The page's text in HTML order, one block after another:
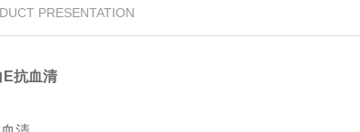
PRESENTATION
E抗血清